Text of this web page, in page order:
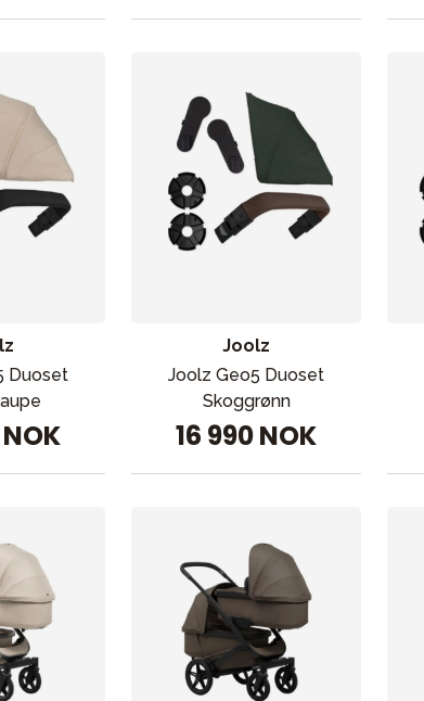
Duoset
Joolz
Joolz Geo5 Duoset
Skoggrønn
16 990 NOK